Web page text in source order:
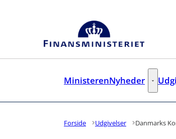
MinisterenNyheder
Forside Udgivelser Danmarks